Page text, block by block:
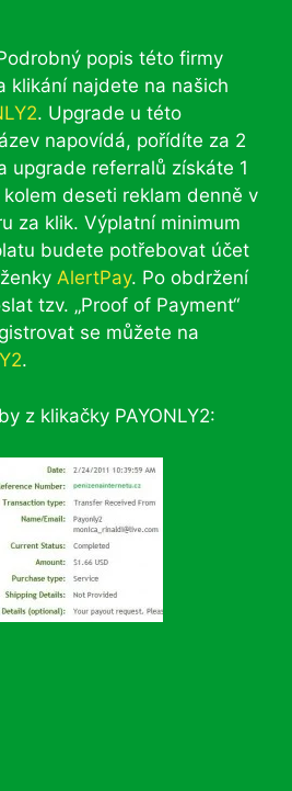
popis této firmy
klikání najdete na našich
. Upgrade u této
napovídá, pořídíte za 2
upgrade referralů získáte 1
deseti reklam denně v
za klik. Výplatní minimum
budete potřebovat účet
AlertPay. Po obdržení
tzv. „Proof of Payment“
se můžete na
.
z klikačky PAYONLY2: